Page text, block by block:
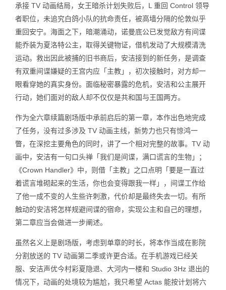
承接 TV 动画结局，女王暗杀计划失败后，L 重回 Control 领导
者职位，未追究白鸽小队的抗命责任，被高墙分隔的伦敦似乎
重回安宁。海面之下，暗潮涌动，诺曼底公已发觉敌方有间谍
能乔装为夏洛特公主，取得关键物证，借机发动了大规模清洗
运动。救出因此被捕的旧书商后，安洁接到的新任务，是调查
有双重间谍嫌疑的王宫内应「主教」，初次接触时，对方却一
眼看穿她的真实身份。面临秘密暴露的危机，安洁和公主展开
行动，她们面对的敌人却不仅仅是共和国与王国两方。
作为全六章续篇剧场版中承前启后的第一章，本作出色地完成
了任务，没有过多涉及 TV 动画主线，新势力也只有惊鸿一
瞥，在深挖主要角色的同时，讲了一个相对完整的故事。TV 动
画中，安洁有一句口头禅「我们是间谍，满口谎言的生物」；
《Crown Handler》中，则借「主教」之口点明「要是一直过
着谎言堆砌起来的生活，你也会变得跟我一样」，间谍工作给
了他一成不变的人生些许刺激，代价却是最终失去一切。有所
触动的安洁将怎样规避间谍的宿命，实现公主和自己的理想，
第二章应当会做进一步阐述。
虽然名义上是剧场版，考虑到单章的时长，将本作当成在影院
分割放送的 TV 动画第二季或许更合适。在手机游戏已经关
服、安洁声优今村彩夏隐退、大河内一楼和 Studio 3Hz 退出的
情况下，动画的处境较为尴尬，我只希望 Actas 能按计划将六